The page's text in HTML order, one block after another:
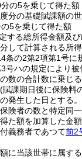
の5を乗じて得た額
分の基礎賦課額の
5を乗じて得た額
する総所得金額及
して計算される所
条の2第2項第1号に
号ハの規定により被
数の合計数に乗じ
(賦課期日後に保険料
発生した日とする
険者の数と特定同
た額を加算した金
義務者であつて前2
に当該世帯に属す